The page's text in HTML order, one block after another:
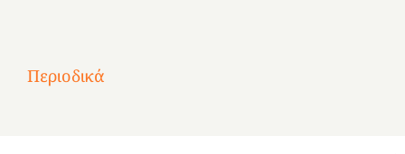
Περιοδικά
1821
Δεκέμβριος
2023!
Μάιος
2023!
Μάρτιος
2023!